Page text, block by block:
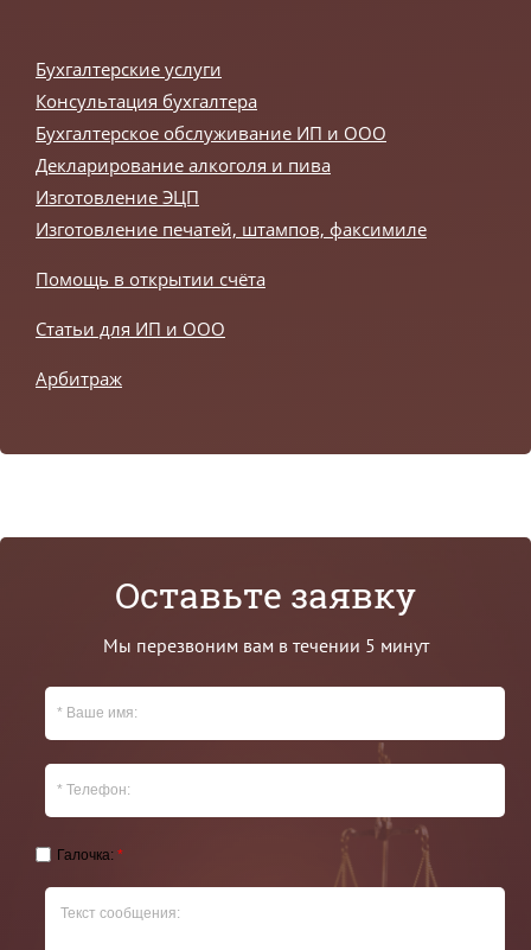
Бухгалтерские услуги
Консультация бухгалтера
Бухгалтерское обслуживание ИП и ООО
Декларирование алкоголя и пива
Изготовление ЭЦП
Изготовление печатей, штампов, факсимиле
Помощь в открытии счёта
Статьи для ИП и ООО
Арбитраж
Оставьте заявку
Мы перезвоним вам в течении 5 минут
Галочка: *